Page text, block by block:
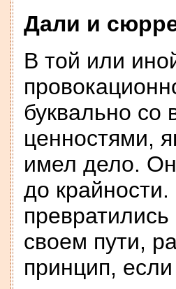
Дали и
В той или
буквально
ценностями,
имел дело.
до
своем пути,
принцип,